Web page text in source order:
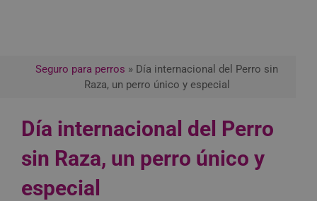
Seguro para perros » Día internacional del Perro sin
Raza, un perro único y especial
Día internacional del Perro
sin Raza, un perro único y
especial